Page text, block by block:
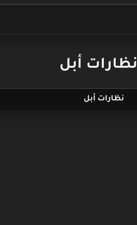
نظارات أبل
نظارات أبل